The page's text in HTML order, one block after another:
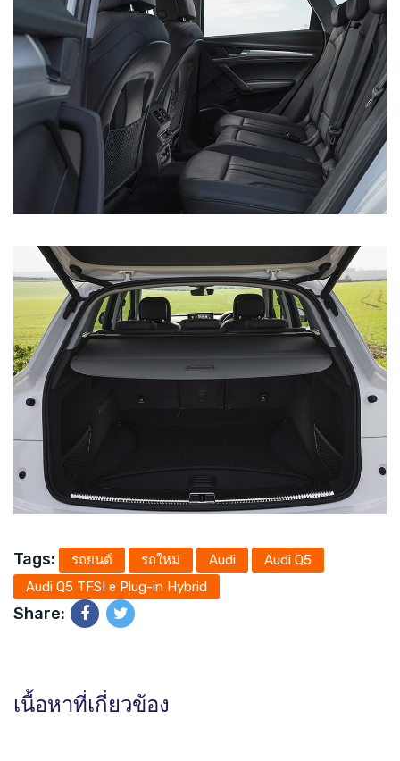
Tags: รถยนต์ รถใหม่ Audi
Audi Q5
Audi Q5 TFSI e Plug-in Hybrid
Share:
เนื้อหาที่เกี่ยวข้อง